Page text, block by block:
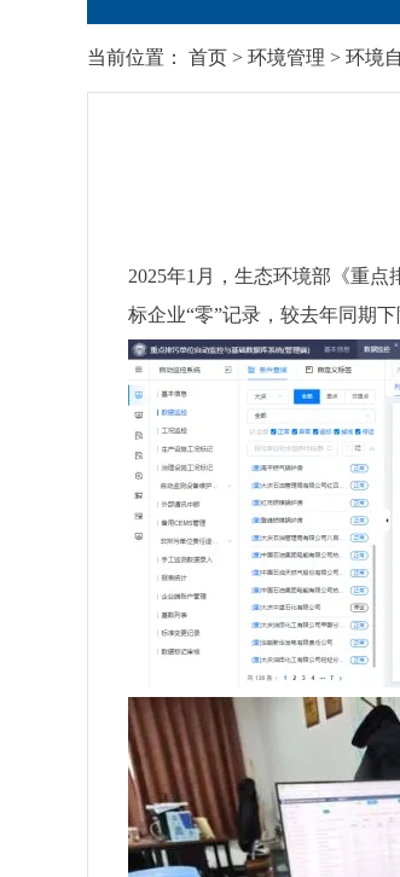
当前位置： 首页 > 环境管理 > 环境
2025年1月，生态环境部《重
标企业“零”记录，较去年同期